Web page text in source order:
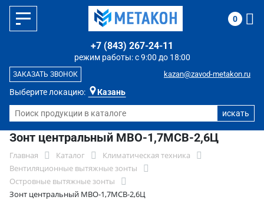
Выберите локацию: Казань
режим работы: с 9:00 до 18:00
+7 (843) 267-24-11
kazan@zavod-metakon.ru
ЗАКАЗАТЬ ЗВОНОК
0
Зонт центральный МВО-1,7МСВ-2,6Ц
Главная Каталог
Климатическая техника
Вентиляционные вытяжные зонты
Островные вытяжные зонты
Зонт центральный МВО-1,7МСВ-2,6Ц